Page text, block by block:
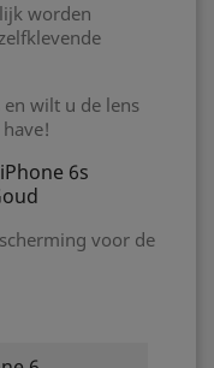
worden
wilt u de lens
6s
voor de